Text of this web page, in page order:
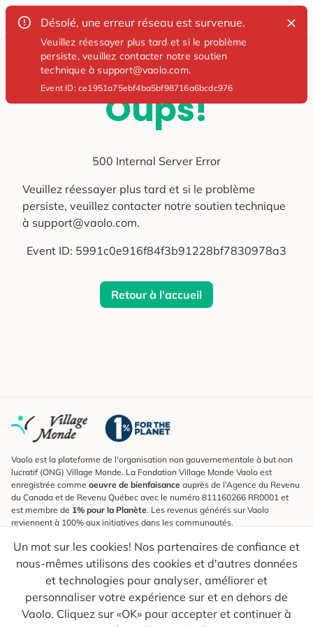
Désolé, une erreur réseau est survenue.
Veuillez réessayer plus tard et si le problème
persiste, veuillez contacter notre soutien
technique à support@vaolo.com.
Event ID:ce1951a75ebf4ba5bf98716a6bcdc976
Oups!
500 Internal Server Error
Veuillez réessayer plus tard et si le problème
persiste, veuillez contacter notre soutien technique
à support@vaolo.com.
Event ID: 5991c0e916f84f3b91228bf7830978a3
Retour à l'accueil
Un mot sur les cookies! Nos partenaires de confiance et
nous-mêmes utilisons des cookies et d'autres données
et technologies pour analyser, améliorer et
personnaliser votre expérience sur et en dehors de
Vaolo. Cliquez sur «OK» pour accepter et continuer à
Vaolo est la plateforme de l'organisation non gouvernementale à but non
lucratif (ONG) Village Monde. La Fondation Village Monde Vaolo est
enregistrée comme oeuvre de bienfaisance auprès de l’Agence du Revenu
du Canada et de Revenu Québec avec le numéro 811160266 RR0001 et
est membre de 1% pour la Planète. Les revenus générés sur Vaolo
reviennent à 100% aux initiatives dans les communautés.
S'inscrire à l'infolettre
Pour connaître les nouveautés, suivre nos explorateurs et recevoir des
astuces pour des voyages plus conscients.
Ton courriel Envoyer